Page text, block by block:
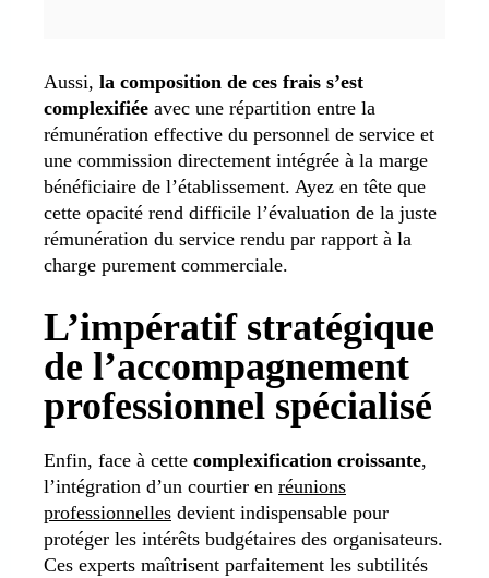
Aussi, la composition de ces frais s’est
complexifiée avec une répartition entre la
rémunération effective du personnel de service et
une commission directement intégrée à la marge
bénéficiaire de l’établissement. Ayez en tête que
cette opacité rend difficile l’évaluation de la juste
rémunération du service rendu par rapport à la
charge purement commerciale.
L’impératif stratégique
de l’accompagnement
professionnel spécialisé
Enfin, face à cette complexification croissante,
l’intégration d’un courtier en réunions
professionnelles devient indispensable pour
protéger les intérêts budgétaires des organisateurs.
Ces experts maîtrisent parfaitement les subtilités